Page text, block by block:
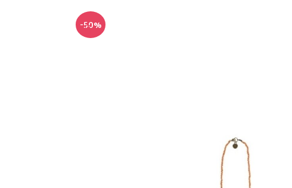
-50%